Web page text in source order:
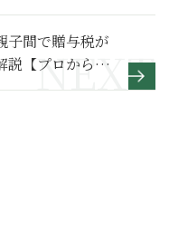
子間で贈与税が
説【プロから学